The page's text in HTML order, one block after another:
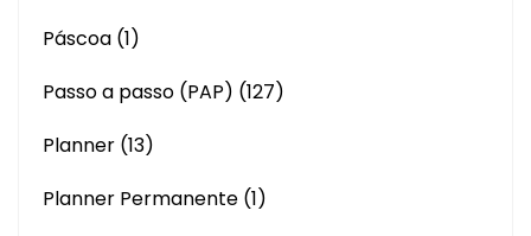
Páscoa (1)
Passo a passo (PAP) (127)
Planner (13)
Planner Permanente (1)